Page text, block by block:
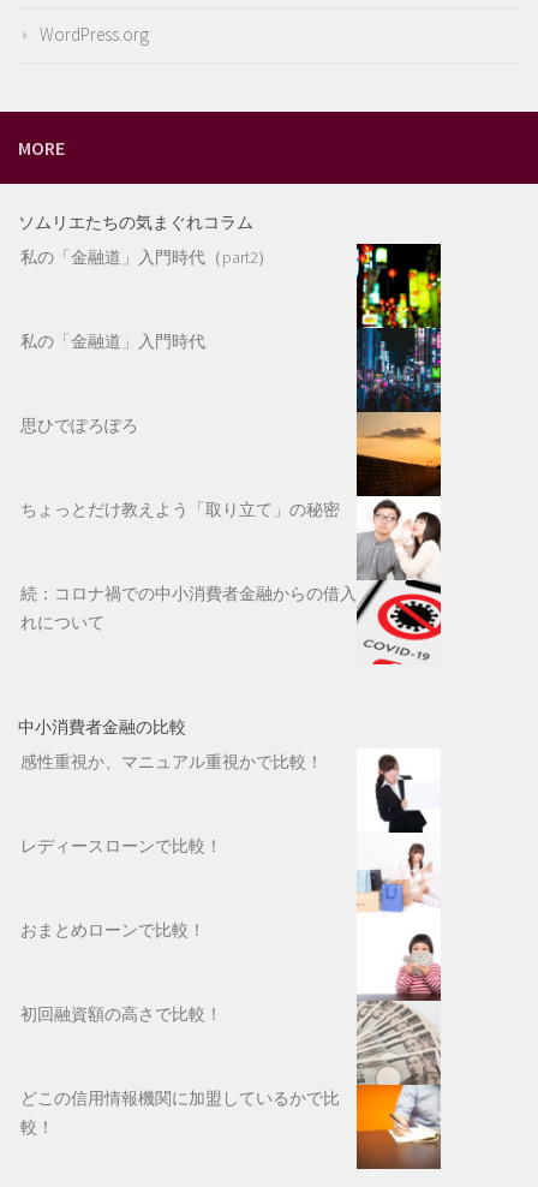
WordPress.org
MORE
ソムリエたちの気まぐれコラム
私の「金融道」入門時代（part2）
私の「金融道」入門時代
思ひでぽろぽろ
ちょっとだけ教えよう「取り立て」の秘密
続：コロナ禍での中小消費者金融からの借入
れについて
中小消費者金融の比較
感性重視か、マニュアル重視かで比較！
レディースローンで比較！
おまとめローンで比較！
初回融資額の高さで比較！
どこの信用情報機関に加盟しているかで比
較！